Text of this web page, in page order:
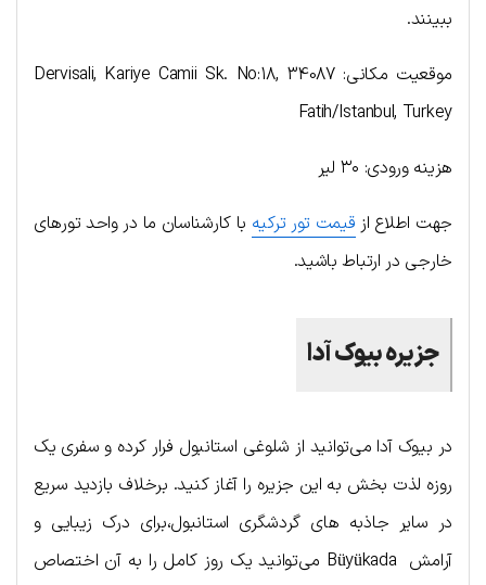
ببینند.
موقعیت مکانی: Dervisali, Kariye Camii Sk. No:18, 34087
Fatih/Istanbul, Turkey
هزینه ورودی: ۳۰ لیر
جهت اطلاع از قیمت تور ترکیه با کارشناسان ما در واحد تورهای
خارجی در ارتباط باشید.
جزیره بیوک آدا
در بیوک آدا می‌توانید از شلوغی استانبول فرار کرده و سفری یک
روزه لذت بخش به این جزیره را آغاز کنید. برخلاف بازدید سریع
در سایر جاذبه‌ های گردشگری استانبول،برای درک زیبایی و
آرامش Büyükada می‌توانید یک روز کامل را به آن اختصاص